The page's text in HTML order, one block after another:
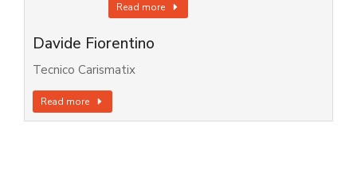
Read more
Davide Fiorentino
Tecnico Carismatix
Read more